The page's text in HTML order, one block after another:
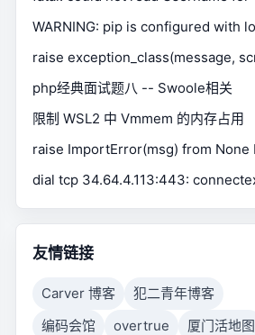
php经典面试题八 -- Swoole相关
限制 WSL2 中 Vmmem 的内存占用
友情链接
Carver 博客
犯二青年博客
编码会馆
overtrue
厦门活地图